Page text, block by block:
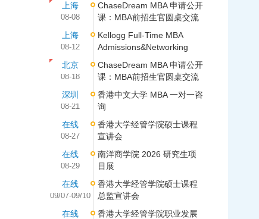
上海
08-08
ChaseDream MBA 申请公开
课：MBA前招生官圆桌交流
上海
08-12
Kellogg Full-Time MBA
Admissions&Networking
北京
08-18
ChaseDream MBA 申请公开
课：MBA前招生官圆桌交流
深圳
08-21
香港中文大学 MBA 一对一咨
询
在线
08-27
香港大学经管学院硕士课程
宣讲会
在线
08-29
南洋商学院 2026 研究生项
目展
在线
09/07-09/10
香港大学经管学院硕士课程
总监宣讲会
在线
香港大学经管学院职业发展